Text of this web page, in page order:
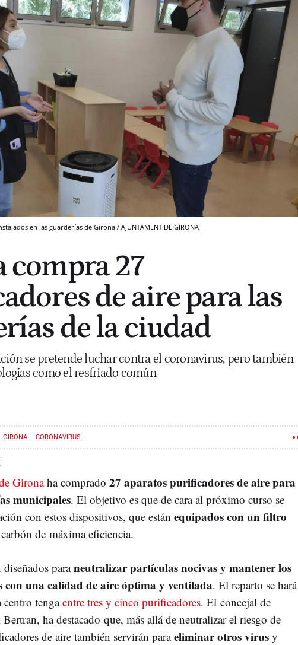
en las guarderías de Girona / AJUNTAMENT DE GIRONA
compra 27
de aire para las
de la ciudad
se pretende luchar contra el coronavirus, pero también
como el resfriado común
GIRONA CORONAVIRUS
Gironaha comprado 27 aparatos purificadores de aire para
municipales. El objetivo es que de cara al próximo curso se
con estos dispositivos, que están equipados con un filtro
de máxima eficiencia.
diseñados paraneutralizar partículas nocivas y mantener los
con una calidad de aire óptima y ventilada. El reparto se hará
centro tengaentre tres y cinco purificadores. El concejal de
ha destacado que, más allá de neutralizar el riesgo de
de aire también servirán paraeliminar otros virus y